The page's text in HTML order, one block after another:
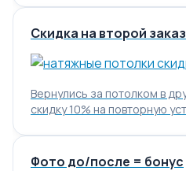
Скидка на второй заказ
Вернулись за потолком в
скидку 10% на повторную
Фото до/после = бонус